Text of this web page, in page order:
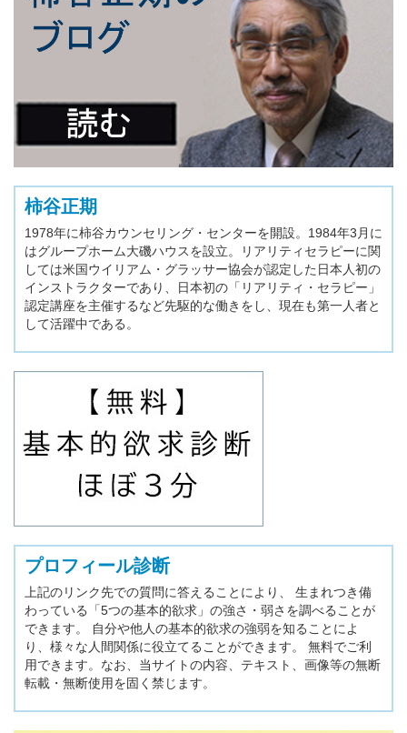
柿谷正期
1978年に柿谷カウンセリング・センターを開設。1984年3月に
はグループホーム大磯ハウスを設立。リアリティセラピーに関
しては米国ウイリアム・グラッサー協会が認定した日本人初の
インストラクターであり、日本初の「リアリティ・セラピー」
認定講座を主催するなど先駆的な働きをし、現在も第一人者と
して活躍中である。
プロフィール診断
上記のリンク先での質問に答えることにより、 生まれつき備
わっている「5つの基本的欲求」の強さ・弱さを調べることが
できます。 自分や他人の基本的欲求の強弱を知ることによ
り、様々な人間関係に役立てることができます。 無料でご利
用できます。なお、当サイトの内容、テキスト、画像等の無断
転載・無断使用を固く禁じます。